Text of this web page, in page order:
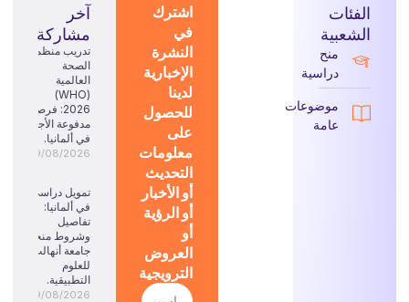
الفئات
الشعبية
منح
دراسية
موضوعات
عامة
اشترك
في
النشرة
الإخبارية
لدينا
للحصول
على
معلومات
التحديث
أو الأخبار
أو الرؤية
أو
العروض
الترويجية
آخر
مشاركة
تدريب منظمة
الصحة
العالمية
(WHO)
2026: فرصة
مدفوعة الأجر
في ألمانيا.
09/08/2026
تمويل دراسي
في ألمانيا:
تفاصيل
وشروط منحة
جامعة أنهالت
للعلوم
التطبيقية.
09/08/2026